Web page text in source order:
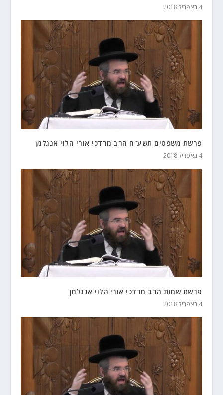
4 באפריל 2018
פרשת משפטים תשע"ח הרב מרדכי אורי הלוי אנגלמן
4 באפריל 2018
פרשת שמות הרב מרדכי אורי הלוי אנגלמן
4 באפריל 2018